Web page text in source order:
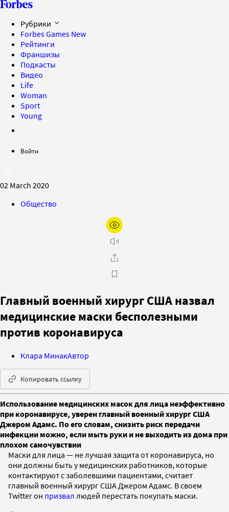
Рубрики
Forbes Games New
Рейтинги
Франшизы
Подкасты
Видео
Life
Woman
Sport
Young
Войти
02 March 2020
Общество
Главный военный хирург США назвал
медицинские маски бесполезными
против коронавируса
Клара МинакАвтор
Копировать ссылку
Использование медицинских масок для лица неэффективно
при коронавирусе, уверен главный военный хирург США
Джером Адамс. По его словам, снизить риск передачи
инфекции можно, если мыть руки и не выходить из дома при
плохом самочувствии
Маски для лица — не лучшая защита от коронавируса, но
они должны быть у медицинских работников, которые
контактируют с заболевшими пациентами, считает
главный военный хирург США Джером Адамс. В своем
Twitter он призвал людей перестать покупать маски.